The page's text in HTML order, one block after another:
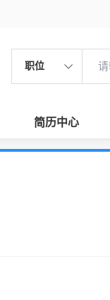
职位
简历中心